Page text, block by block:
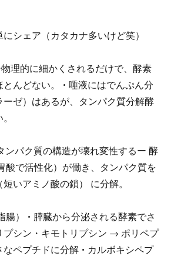
シェア（カタカナ多いけど笑）
理的に細かくされるだけで、酵素
んどない。 • 唾液にはでんぷん分
ーゼ）はあるが、タンパク質分解酵
ンパク質の構造が壊れ変性するー 酵
酸で活性化）が働き、タンパク質を
いアミノ酸の鎖） に分解。
） • 膵臓から分泌される酵素でさ
プシン・キモトリプシン → ポリペプ
ペプチドに分解 • カルボキシペプ